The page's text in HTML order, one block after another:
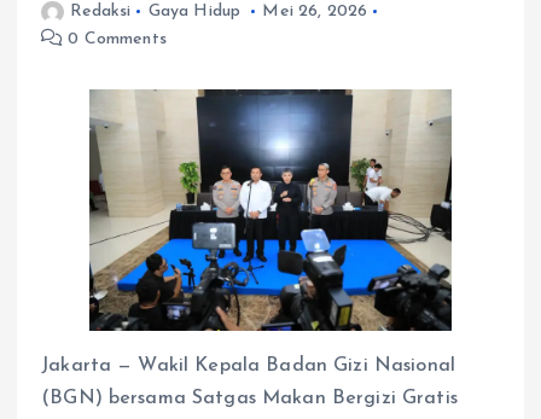
Redaksi Gaya Hidup
Mei 26, 2026
0 Comments
Jakarta — Wakil Kepala Badan Gizi Nasional
(BGN) bersama Satgas Makan Bergizi Gratis